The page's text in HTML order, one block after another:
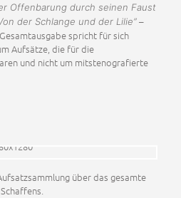
Offenbarung durch seinen Faust
der Schlange und der Lilie”–
spricht für sich
Aufsätze, die für die
und nicht um mitstenografierte
über das gesamte